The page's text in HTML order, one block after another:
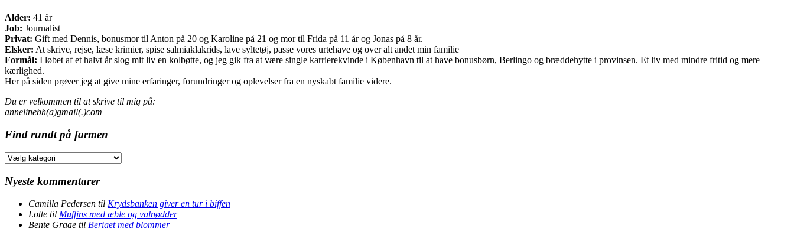
Alder: 41 år
Job: Journalist
Privat: Gift med Dennis, bonusmor til Anton på 20 og Karoline på 21 og mor til Frida på 11 år og Jonas på 8 år.
Elsker: At skrive, rejse, læse krimier, spise salmiaklakrids, lave syltetøj, passe vores urtehave og over alt andet min familie
Formål: I løbet af et halvt år slog mit liv en kolbøtte, og jeg gik fra at være single karrierekvinde i København til at have bonusbørn, Berlingo og bræddehytte i provinsen. Et liv med mindre fritid og mere
kærlighed.
Her på siden prøver jeg at give mine erfaringer, forundringer og oplevelser fra en nyskabt familie videre.
Du er velkommen til at skrive til mig på:
annelinebh(a)gmail(.)com
Find rundt på farmen
Find
på
farmen
Nyeste kommentarer
Camilla Pedersen til Krydsbanken giver en tur i biffen
Lotte til Muffins med æble og valnødder
Bente Graae til Beriget med blommer